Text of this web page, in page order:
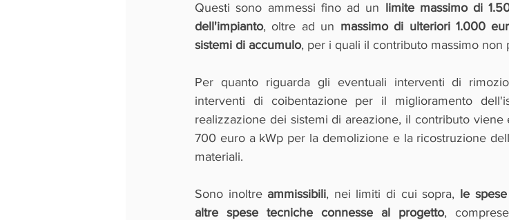
Questi sono ammessi fino ad un limite massimo di
dell'impianto, oltre ad un massimo di ulteriori 1.000
sistemi di accumulo, per i quali il contributo massimo
Per quanto riguarda gli eventuali interventi di
interventi di coibentazione per il miglioramento
realizzazione dei sistemi di areazione, il contributo
700 euro a kWp per la demolizione e la ricostruzione
materiali.
Sono inoltre ammissibili, nei limiti di cui sopra, le
altre spese tecniche connesse al progetto,